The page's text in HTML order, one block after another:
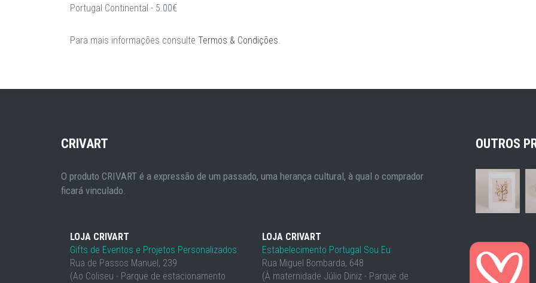
Portugal Continental - 5.00€
Para mais informações consulte Termos & Condições.
CRIVART
O produto CRIVART é a expressão de um passado, uma herança cultural, à qual o comprador
ficará vinculado.
LOJA CRIVART
Gifts de Eventos e Projetos Personalizados
Rua de Passos Manuel, 239
(Ao Coliseu - Parque de estacionamento
LOJA CRIVART
Estabelecimento Portugal Sou Eu
Rua Miguel Bombarda, 648
(À maternidade Júlio Diniz - Parque de
OUTROS